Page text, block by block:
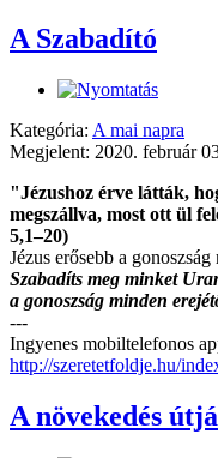
A Szabadító
Kategória: A mai napra
Megjelent: 2020. február
"Jézushoz érve látták,
megszállva, most ott ül
5,1–20)
Jézus erősebb a
Szabadíts meg minket
a gonoszság minden
---
Ingyenes mobiltelefonos
http://szeretetfoldje.hu/
A növekedés